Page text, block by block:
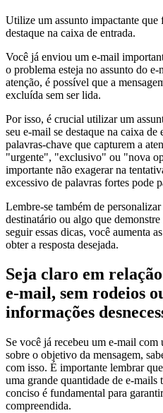
Utilize um assunto impactante que
destaque na caixa de entrada.
Você já enviou um e-mail
o problema esteja no assunto do
atenção, é possível que a
excluída sem ser lida.
Por isso, é crucial utilizar um
seu e-mail se destaque na caixa
palavras-chave que capturem a
"urgente", "exclusivo" ou "nova
importante não exagerar na
excessivo de palavras fortes pode
Lembre-se também de
destinatário ou algo que
seguir essas dicas, você aumenta
obter a resposta desejada.
Seja claro em
e-mail, sem rodeios
informações
Se você já recebeu um e-mail com
sobre o objetivo da mensagem,
com isso. É importante lembrar
uma grande quantidade de e-mails
conciso é fundamental para
compreendida.